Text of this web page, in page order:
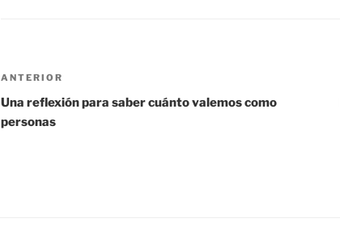
Navegación
de
entradas
Entrada
anterior:
ANTERIOR
Una reflexión para saber cuánto valemos como
personas